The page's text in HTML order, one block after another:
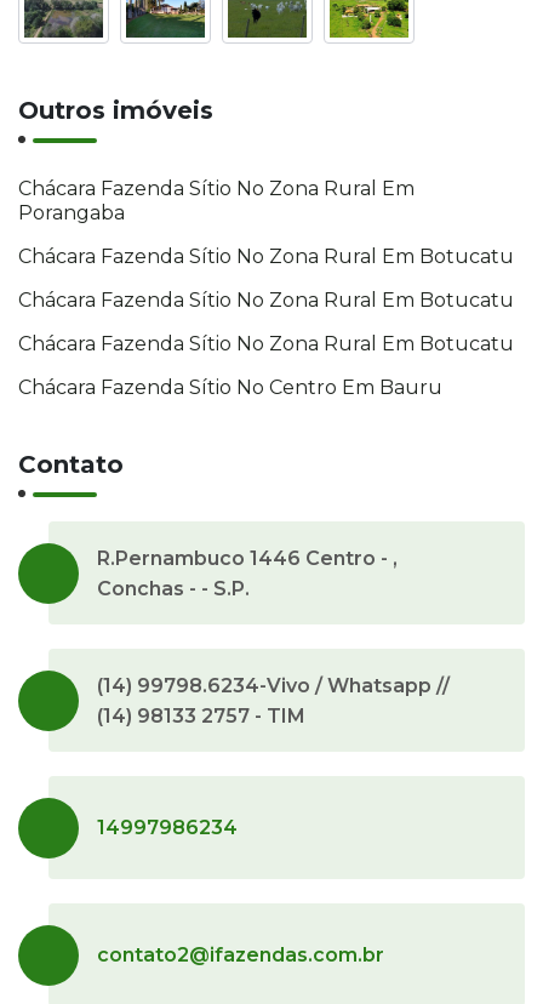
Outros imóveis
Chácara Fazenda Sítio No Zona Rural Em
Porangaba
Chácara Fazenda Sítio No Zona Rural Em Botucatu
Chácara Fazenda Sítio No Zona Rural Em Botucatu
Chácara Fazenda Sítio No Zona Rural Em Botucatu
Chácara Fazenda Sítio No Centro Em Bauru
Contato
R.Pernambuco 1446 Centro - ,
Conchas - - S.P.
(14) 99798.6234-Vivo / Whatsapp //
(14) 98133 2757 - TIM
14997986234
contato2@ifazendas.com.br